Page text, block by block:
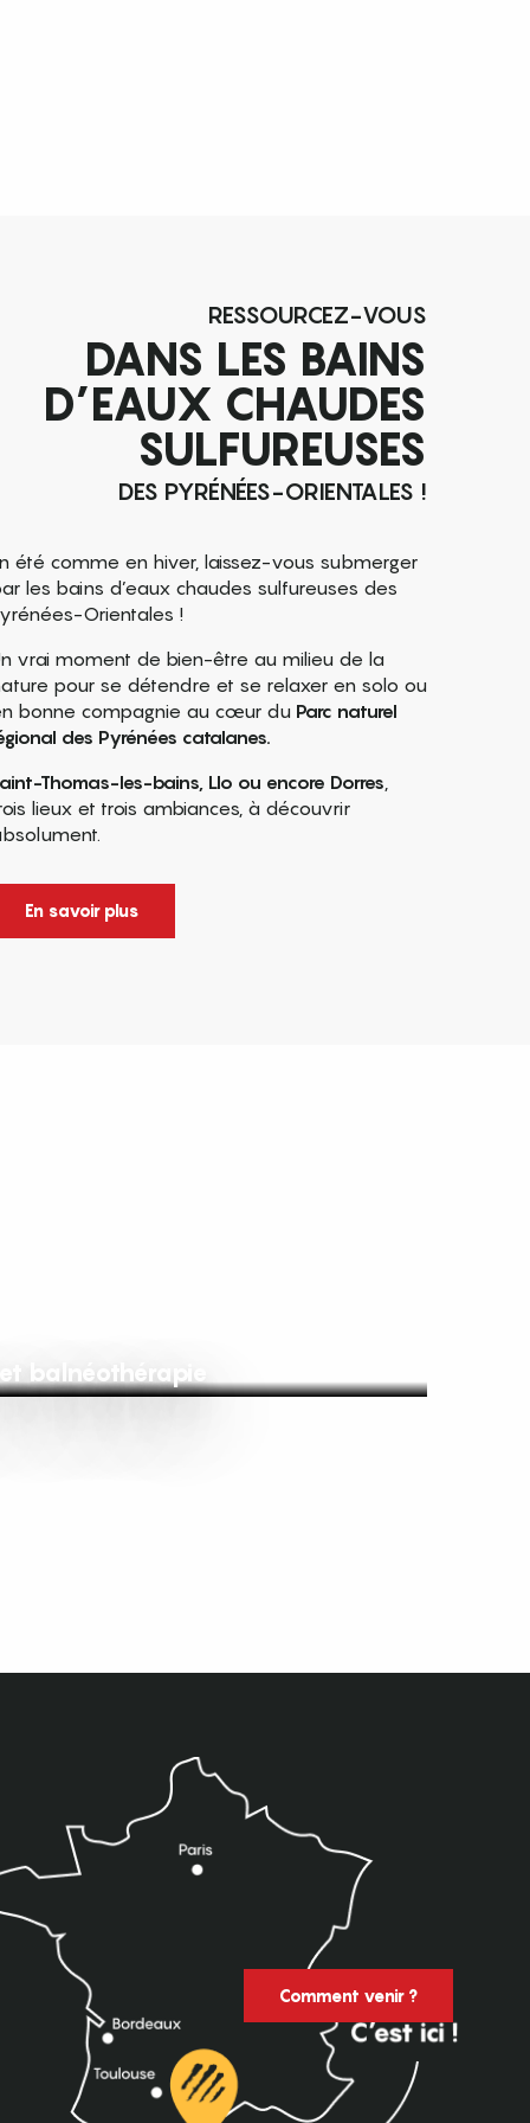
RESSOURCEZ-VOUS
DANS LES BAINS
D’EAUX CHAUDES
SULFUREUSES
DES PYRÉNÉES-ORIENTALES !
été comme en hiver, laissez-vous submerger
les bains d’eaux chaudes sulfureuses des
Orientales !
vrai moment de bien-être au milieu de la
pour se détendre et se relaxer en solo ou
bonne compagnie au cœur du Parc naturel
des Pyrénées catalanes.
Thomas-les-bains, Llo ou encore Dorres,
lieux et trois ambiances, à découvrir
En savoir plus
balnéothérapie
Comment venir ?